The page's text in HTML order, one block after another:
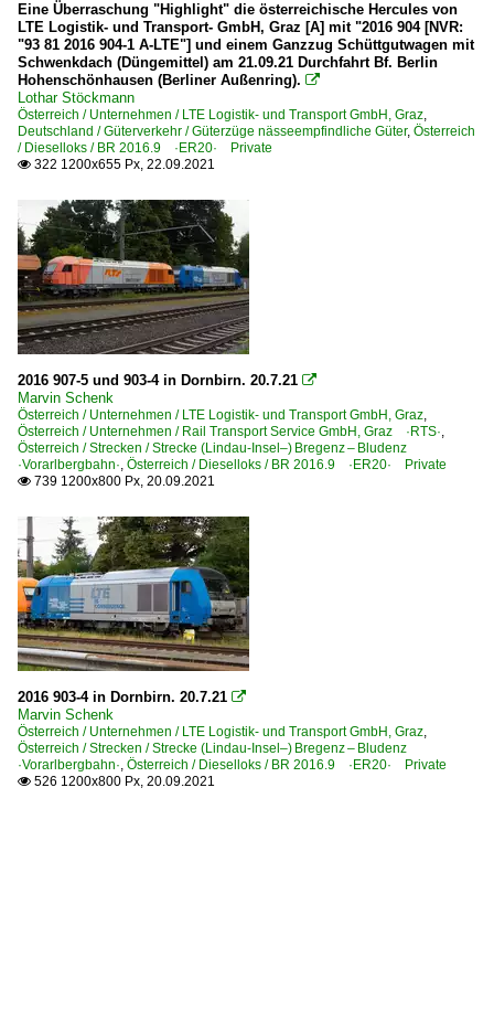
Eine Überraschung "Highlight" die österreichische Hercules von
LTE Logistik- und Transport- GmbH, Graz [A] mit "2016 904 [NVR:
"93 81 2016 904-1 A-LTE"] und einem Ganzzug Schüttgutwagen mit
Schwenkdach (Düngemittel) am 21.09.21 Durchfahrt Bf. Berlin
Hohenschönhausen (Berliner Außenring). 
Lothar Stöckmann
Österreich / Unternehmen / LTE Logistik- und Transport GmbH, Graz,
Deutschland / Güterverkehr / Güterzüge nässeempfindliche Güter, Österreich
/ Dieselloks / BR 2016.9 ·ER20· Private
 322 1200x655 Px, 22.09.2021
2016 907-5 und 903-4 in Dornbirn. 20.7.21 
Marvin Schenk
Österreich / Unternehmen / LTE Logistik- und Transport GmbH, Graz,
Österreich / Unternehmen / Rail Transport Service GmbH, Graz ·RTS·,
Österreich / Strecken / Strecke (Lindau-Insel–) Bregenz – Bludenz
·Vorarlbergbahn·, Österreich / Dieselloks / BR 2016.9 ·ER20· Private
 739 1200x800 Px, 20.09.2021
2016 903-4 in Dornbirn. 20.7.21 
Marvin Schenk
Österreich / Unternehmen / LTE Logistik- und Transport GmbH, Graz,
Österreich / Strecken / Strecke (Lindau-Insel–) Bregenz – Bludenz
·Vorarlbergbahn·, Österreich / Dieselloks / BR 2016.9 ·ER20· Private
 526 1200x800 Px, 20.09.2021